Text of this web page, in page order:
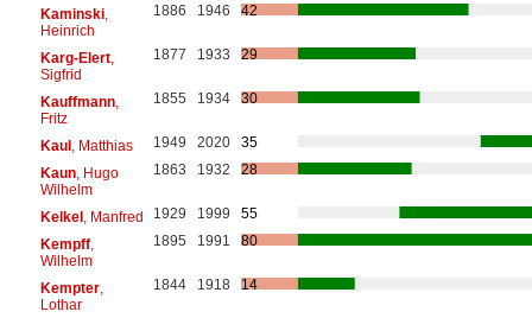
Kaminski,
Heinrich
1886 1946 42
Karg-Elert,
Sigfrid
1877 1933 29
Kauffmann,
Fritz
1855 1934 30
Kaul, Matthias 1949 2020
35
Kaun, Hugo
Wilhelm
1863 1932 28
Kelkel, Manfred 1929 1999
55
Kempff,
Wilhelm
1895 1991 80
Kempter,
Lothar
1844 1918 14